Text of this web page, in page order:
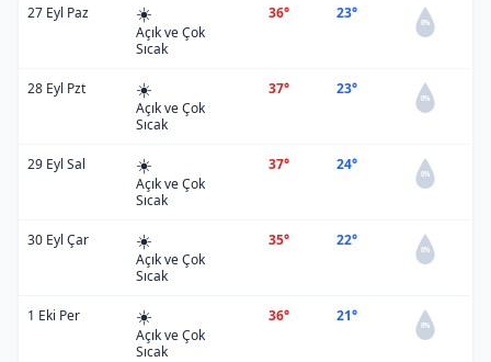
27 Eyl Paz ☀️
Açık ve Çok
Sıcak
36° 23°
0%
28 Eyl Pzt ☀️
Açık ve Çok
Sıcak
37° 23°
0%
29 Eyl Sal ☀️
Açık ve Çok
Sıcak
37° 24°
0%
30 Eyl Çar ☀️
Açık ve Çok
Sıcak
35° 22°
0%
1 Eki Per ☀️
Açık ve Çok
Sıcak
36° 21°
0%